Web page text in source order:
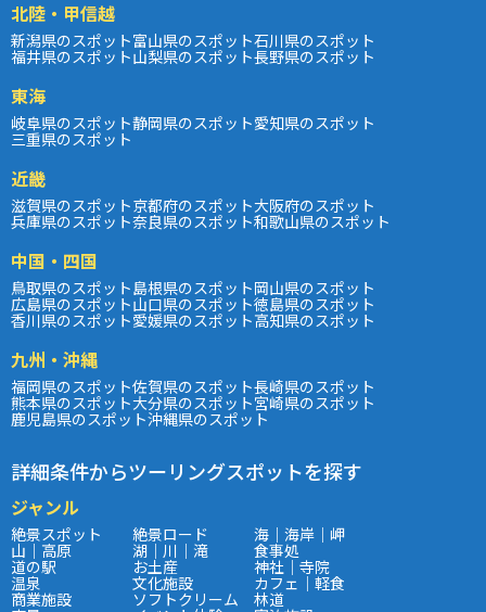
北陸・甲信越
新潟県のスポット富山県のスポット石川県のスポット
福井県のスポット山梨県のスポット長野県のスポット
東海
岐阜県のスポット静岡県のスポット愛知県のスポット
三重県のスポット
近畿
滋賀県のスポット京都府のスポット大阪府のスポット
兵庫県のスポット奈良県のスポット和歌山県のスポット
中国・四国
鳥取県のスポット島根県のスポット岡山県のスポット
広島県のスポット山口県のスポット徳島県のスポット
香川県のスポット愛媛県のスポット高知県のスポット
九州・沖縄
福岡県のスポット佐賀県のスポット長崎県のスポット
熊本県のスポット大分県のスポット宮崎県のスポット
鹿児島県のスポット沖縄県のスポット
詳細条件からツーリングスポットを探す
ジャンル
絶景スポット 絶景ロード 海｜海岸｜岬
山｜高原 湖｜川｜滝 食事処
道の駅 お土産 神社｜寺院
温泉 文化施設 カフェ｜軽食
商業施設 ソフトクリーム 林道